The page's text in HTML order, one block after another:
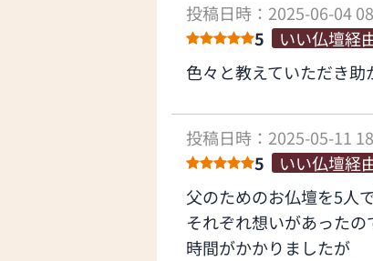
投稿日時：2025-06-04
5
いい仏壇経
色々と教えていただき助
投稿日時：2025-05-11
5
いい仏壇経
父のためのお仏壇を5人
それぞれ想いがあったの
時間がかかりましたが